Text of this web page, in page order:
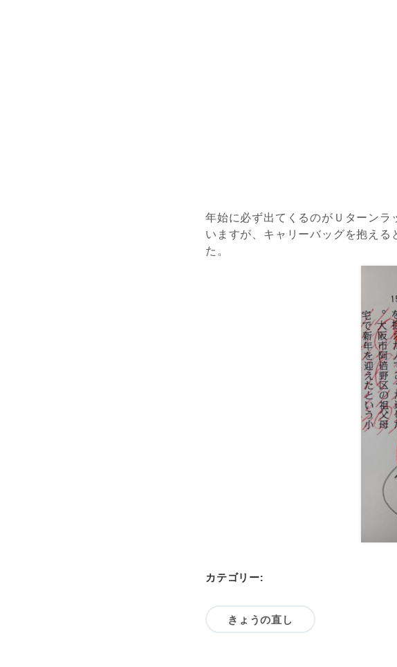
年始に必ず出てくるのがＵターン
いますが、キャリーバッグを抱え
た。
カテゴリー:
きょうの直し